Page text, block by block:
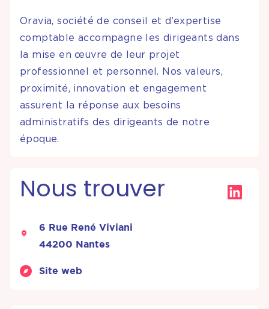
Programmes
& Services
Oravia, société de conseil et d’expertise
comptable accompagne les dirigeants dans
la mise en œuvre de leur projet
professionnel et personnel. Nos valeurs,
proximité, innovation et engagement
assurent la réponse aux besoins
administratifs des dirigeants de notre
époque.
Nous trouver
6 Rue René Viviani
44200 Nantes
Site web